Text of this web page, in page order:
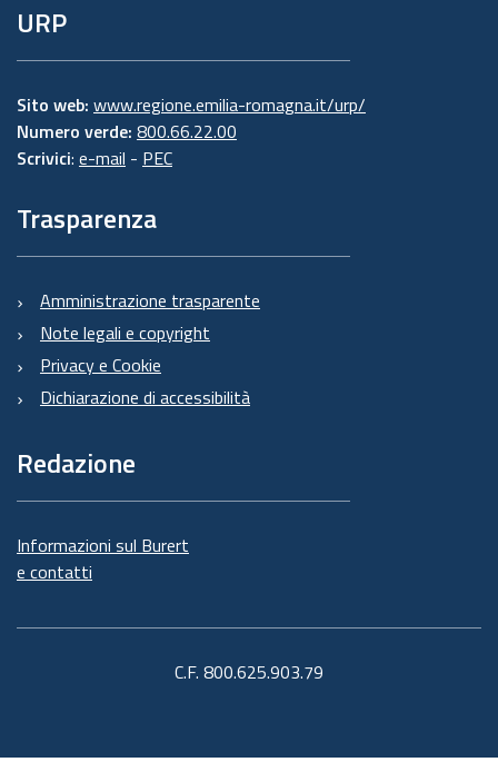
URP
Sito web: www.regione.emilia-romagna.it/urp/
Numero verde: 800.66.22.00
Scrivici: e-mail - PEC
Trasparenza
Amministrazione trasparente
Note legali e copyright
Privacy e Cookie
Dichiarazione di accessibilità
Redazione
Informazioni sul Burert
e contatti
C.F. 800.625.903.79